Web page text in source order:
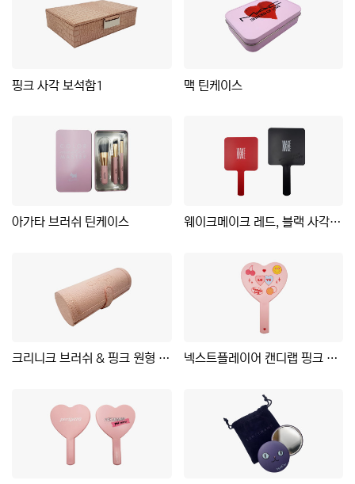
핑크 사각 보석함1 맥 틴케이스
아가타 브러쉬 틴케이스 웨이크메이크 레드, 블랙 사각 거울
크리니크 브러쉬 & 핑크 원형 케이스 넥스트플레이어 캔디랩 핑크 하트 거울